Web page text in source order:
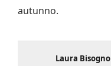
autunno.
Laura Bisogno